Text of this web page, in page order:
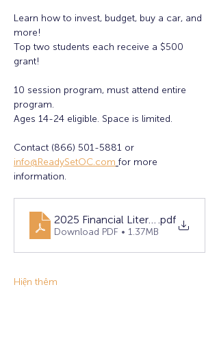
Learn how to invest, budget, buy a car, and
more!
Top two students each receive a $500
grant!
10 session program, must attend entire
program.
Ages 14-24 eligible. Space is limited.
Contact (866) 501-5881 or
info@ReadySetOC.com for more
information.
2025 Financial Literacy Flyer -
.pdf
Download PDF • 1.37MB
Hiện thêm